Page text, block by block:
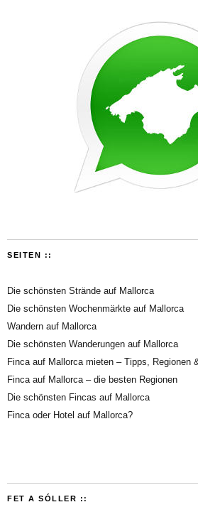
SEITEN ::
Die schönsten Strände auf Mallorca
Die schönsten Wochenmärkte auf Mallorca
Wandern auf Mallorca
Die schönsten Wanderungen auf Mallorca
Finca auf Mallorca mieten – Tipps, Regionen
Finca auf Mallorca – die besten Regionen
Die schönsten Fincas auf Mallorca
Finca oder Hotel auf Mallorca?
FET A SÓLLER ::